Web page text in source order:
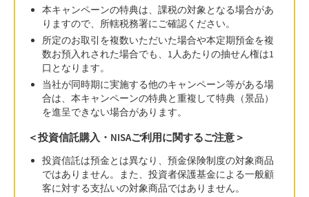
本キャンペーンの特典は、課税の対象となる場合があ
りますので、所轄税務署にご確認ください。
所定のお取引を複数いただいた場合や本定期預金を複
数お預入れされた場合でも、1人あたりの抽せん権は1
口となります。
当社が同時期に実施する他のキャンペーン等がある場
合は、本キャンペーンの特典と重複して特典（景品）
を進呈できない場合があります。
＜投資信託購入・NISAご利用に関するご注意＞
投資信託は預金とは異なり、預金保険制度の対象商品
ではありません。また、投資者保護基金による一般顧
客に対する支払いの対象商品ではありません。